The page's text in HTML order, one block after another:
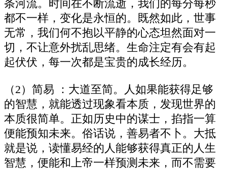
条河流。时间在不断流逝，我们的每分每秒
都不一样，变化是永恒的。既然如此，世事
无常，我们何不抱以平静的心态坦然面对一
切，不让意外扰乱思绪。生命注定有会有起
起伏伏，每一次都是宝贵的成长经历。
（2）简易 ：大道至简。人如果能获得足够
的智慧，就能透过现象看本质，发现世界的
本质很简单。正如历史中的谋士，掐指一算
便能预知未来。俗话说，善易者不卜。大抵
就是说，读懂易经的人能够获得真正的人生
智慧，便能和上帝一样预测未来，而不需要